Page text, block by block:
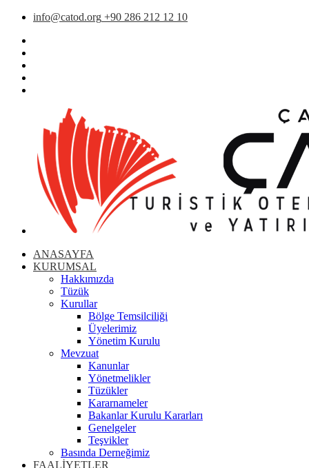
info@catod.org +90 286 212 12 10
ANASAYFA
KURUMSAL
Hakkımızda
Tüzük
Kurullar
Bölge Temsilciliği
Üyelerimiz
Yönetim Kurulu
Mevzuat
Kanunlar
Yönetmelikler
Tüzükler
Kararnameler
Bakanlar Kurulu Kararları
Genelgeler
Teşvikler
Basında Derneğimiz
FAALİYETLER